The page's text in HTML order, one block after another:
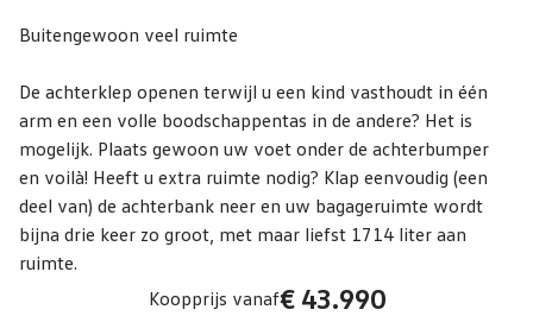
Buitengewoon veel ruimte
De achterklep openen terwijl u een kind vasthoudt in één
arm en een volle boodschappentas in de andere? Het is
mogelijk. Plaats gewoon uw voet onder de achterbumper
en voilà! Heeft u extra ruimte nodig? Klap eenvoudig (een
deel van) de achterbank neer en uw bagageruimte wordt
bijna drie keer zo groot, met maar liefst 1714 liter aan
ruimte.
Koopprijs vanaf€ 43.990